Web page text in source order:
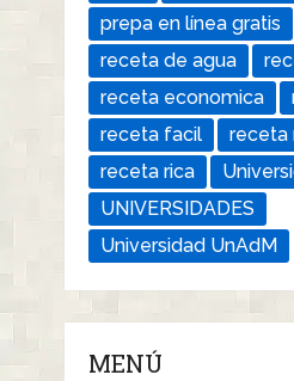
prepa en línea gratis
receta de agua
receta economica
receta facil
receta
receta rica
UNIVERSIDADES
Universidad UnAdM
MENÚ